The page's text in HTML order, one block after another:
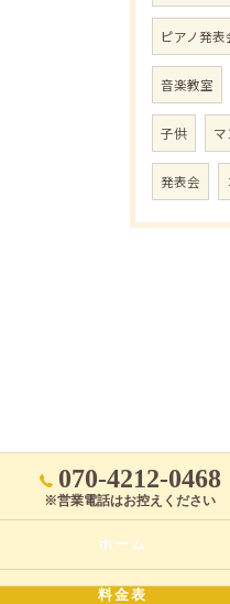
ピアノ発表
音楽教室
子供
発表会
070-4212-0468
※営業電話はお控えください
ホーム
料金表